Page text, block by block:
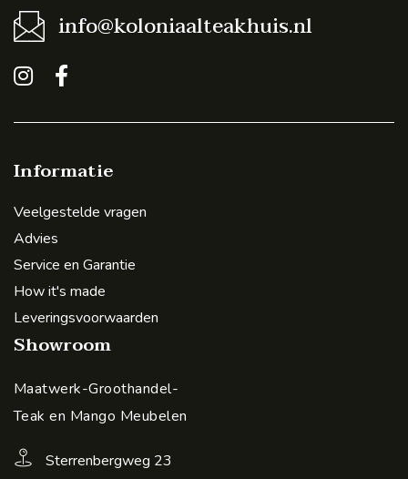
info@koloniaalteakhuis.nl
Informatie
Veelgestelde vragen
Advies
Service en Garantie
How it's made
Leveringsvoorwaarden
Showroom
Maatwerk-Groothandel-
Teak en Mango Meubelen
Sterrenbergweg 23